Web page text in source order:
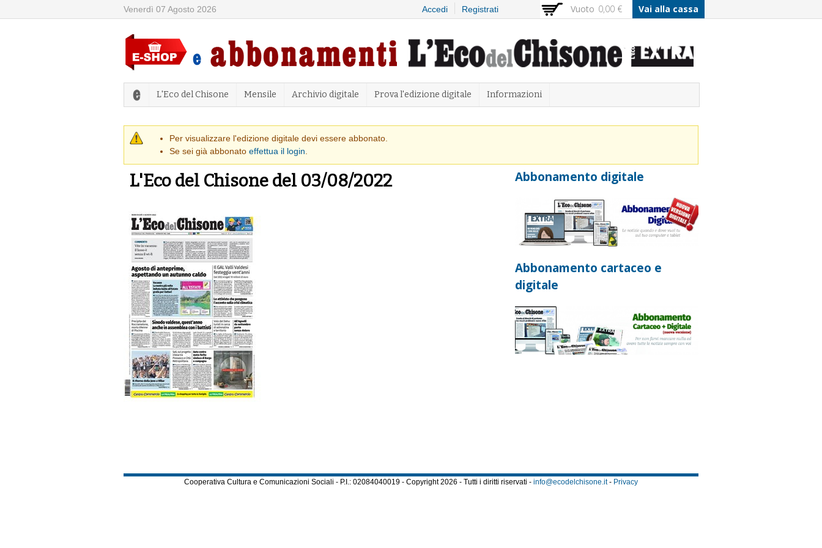
contenuto
Venerdì 07 Agosto 2026 Accedi Registrati Vuoto 0,00 € Vai alla cassa
L'Eco del Chisone Mensile Archivio digitale Prova l'edizione digitale Informazioni
Messaggio di avvertimento
Per visualizzare l'edizione digitale devi essere abbonato.
Se sei già abbonato effettua il login
L'Eco del Chisone del 03/08/2022 Abbonamento digitale
Abbonamento cartaceo e
digitale
Cooperativa Cultura e Comunicazioni Sociali - P.I.: 02084040019 - Copyright 2026 - Tutti i diritti riservati - info@ecodelchisone.it- Privacy